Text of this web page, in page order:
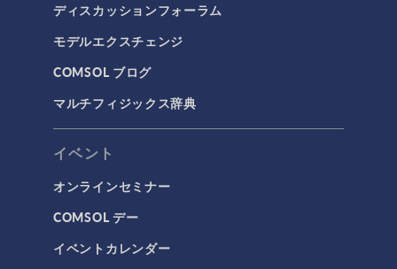
ディスカッションフォーラム
モデルエクスチェンジ
COMSOL ブログ
マルチフィジックス辞典
イベント
オンラインセミナー
COMSOL デー
イベントカレンダー